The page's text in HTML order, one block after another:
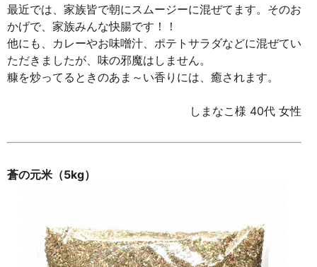
最近では、家族皆で朝にスムージーに混ぜてます。そのお
かげで、家族みんな快腸です！！
他にも、カレーやお味噌汁、ポテトサラダなどに混ぜてい
ただきましたが、味の邪魔はしません。
糠を炒ってるときのあま～い香りには、癒されます。
しまなこ様 40代 女性
蒼の元米（5kg）